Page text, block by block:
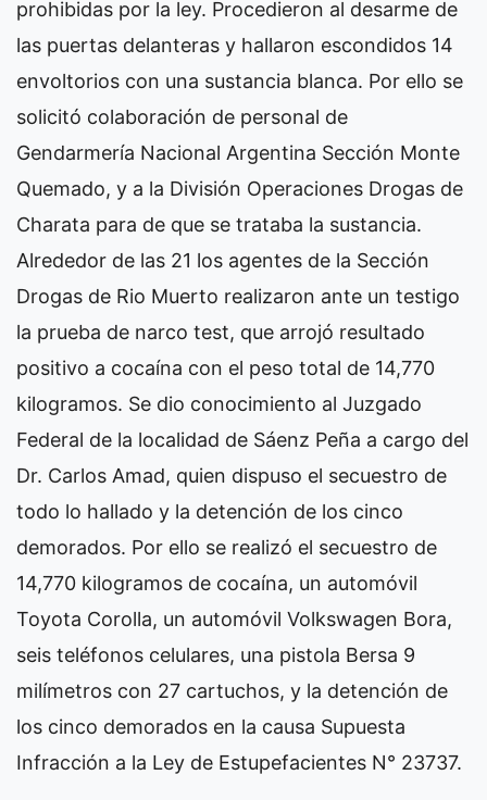
prohibidas por la ley. Procedieron al desarme de
las puertas delanteras y hallaron escondidos 14
envoltorios con una sustancia blanca. Por ello se
solicitó colaboración de personal de
Gendarmería Nacional Argentina Sección Monte
Quemado, y a la División Operaciones Drogas de
Charata para de que se trataba la sustancia.
Alrededor de las 21 los agentes de la Sección
Drogas de Rio Muerto realizaron ante un testigo
la prueba de narco test, que arrojó resultado
positivo a cocaína con el peso total de 14,770
kilogramos. Se dio conocimiento al Juzgado
Federal de la localidad de Sáenz Peña a cargo del
Dr. Carlos Amad, quien dispuso el secuestro de
todo lo hallado y la detención de los cinco
demorados. Por ello se realizó el secuestro de
14,770 kilogramos de cocaína, un automóvil
Toyota Corolla, un automóvil Volkswagen Bora,
seis teléfonos celulares, una pistola Bersa 9
milímetros con 27 cartuchos, y la detención de
los cinco demorados en la causa Supuesta
Infracción a la Ley de Estupefacientes N° 23737.